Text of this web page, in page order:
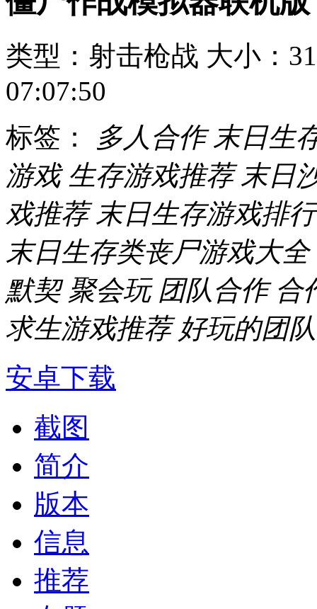
类型：射击枪战 大小：
07:07:50
标签：
多人合作 末日生
游戏 生存游戏推荐 末日
戏推荐 末日生存游戏排
末日生存类丧尸游戏大全
默契 聚会玩 团队合作 合
求生游戏推荐 好玩的团
安卓下载
截图
简介
版本
信息
推荐